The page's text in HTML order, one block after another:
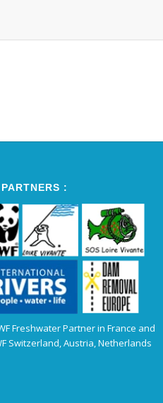
:
Freshwater Partner in France and
Switzerland, Austria, Netherlands